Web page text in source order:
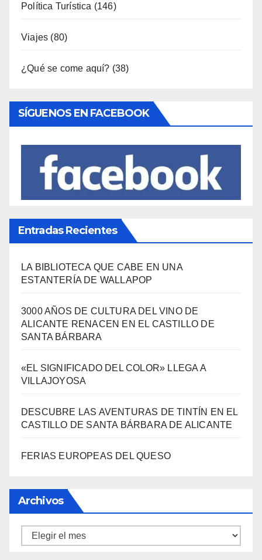
Política Turística (146)
Viajes (80)
¿Qué se come aquí? (38)
SÍGUENOS EN FACEBOOK
Entradas Recientes
LA BIBLIOTECA QUE CABE EN UNA
ESTANTERÍA DE WALLAPOP
3000 AÑOS DE CULTURA DEL VINO DE
ALICANTE RENACEN EN EL CASTILLO DE
SANTA BÁRBARA
«EL SIGNIFICADO DEL COLOR» LLEGA A
VILLAJOYOSA
DESCUBRE LAS AVENTURAS DE TINTÍN EN EL
CASTILLO DE SANTA BÁRBARA DE ALICANTE
FERIAS EUROPEAS DEL QUESO
Archivos
Archivos